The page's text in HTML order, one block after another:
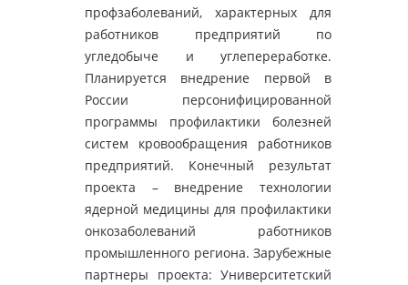
профзаболеваний, характерных для
работников предприятий по
угледобыче и углепереработке.
Планируется внедрение первой в
России персонифицированной
программы профилактики болезней
систем кровообращения работников
предприятий. Конечный результат
проекта – внедрение технологии
ядерной медицины для профилактики
онкозаболеваний работников
промышленного региона. Зарубежные
партнеры проекта: Университетский